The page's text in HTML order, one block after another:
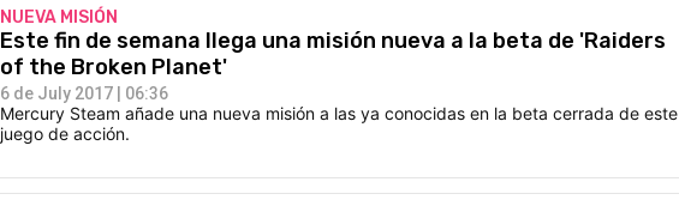
NUEVA MISIÓN
Este fin de semana llega una misión nueva a la beta de 'Raiders
of the Broken Planet'
6 de July 2017 | 06:36
Mercury Steam añade una nueva misión a las ya conocidas en la beta cerrada de este
juego de acción.